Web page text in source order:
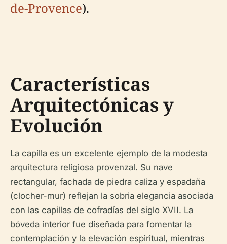
de-Provence).
Características
Arquitectónicas y
Evolución
La capilla es un excelente ejemplo de la modesta
arquitectura religiosa provenzal. Su nave
rectangular, fachada de piedra caliza y espadaña
(clocher-mur) reflejan la sobria elegancia asociada
con las capillas de cofradías del siglo XVII. La
bóveda interior fue diseñada para fomentar la
contemplación y la elevación espiritual, mientras